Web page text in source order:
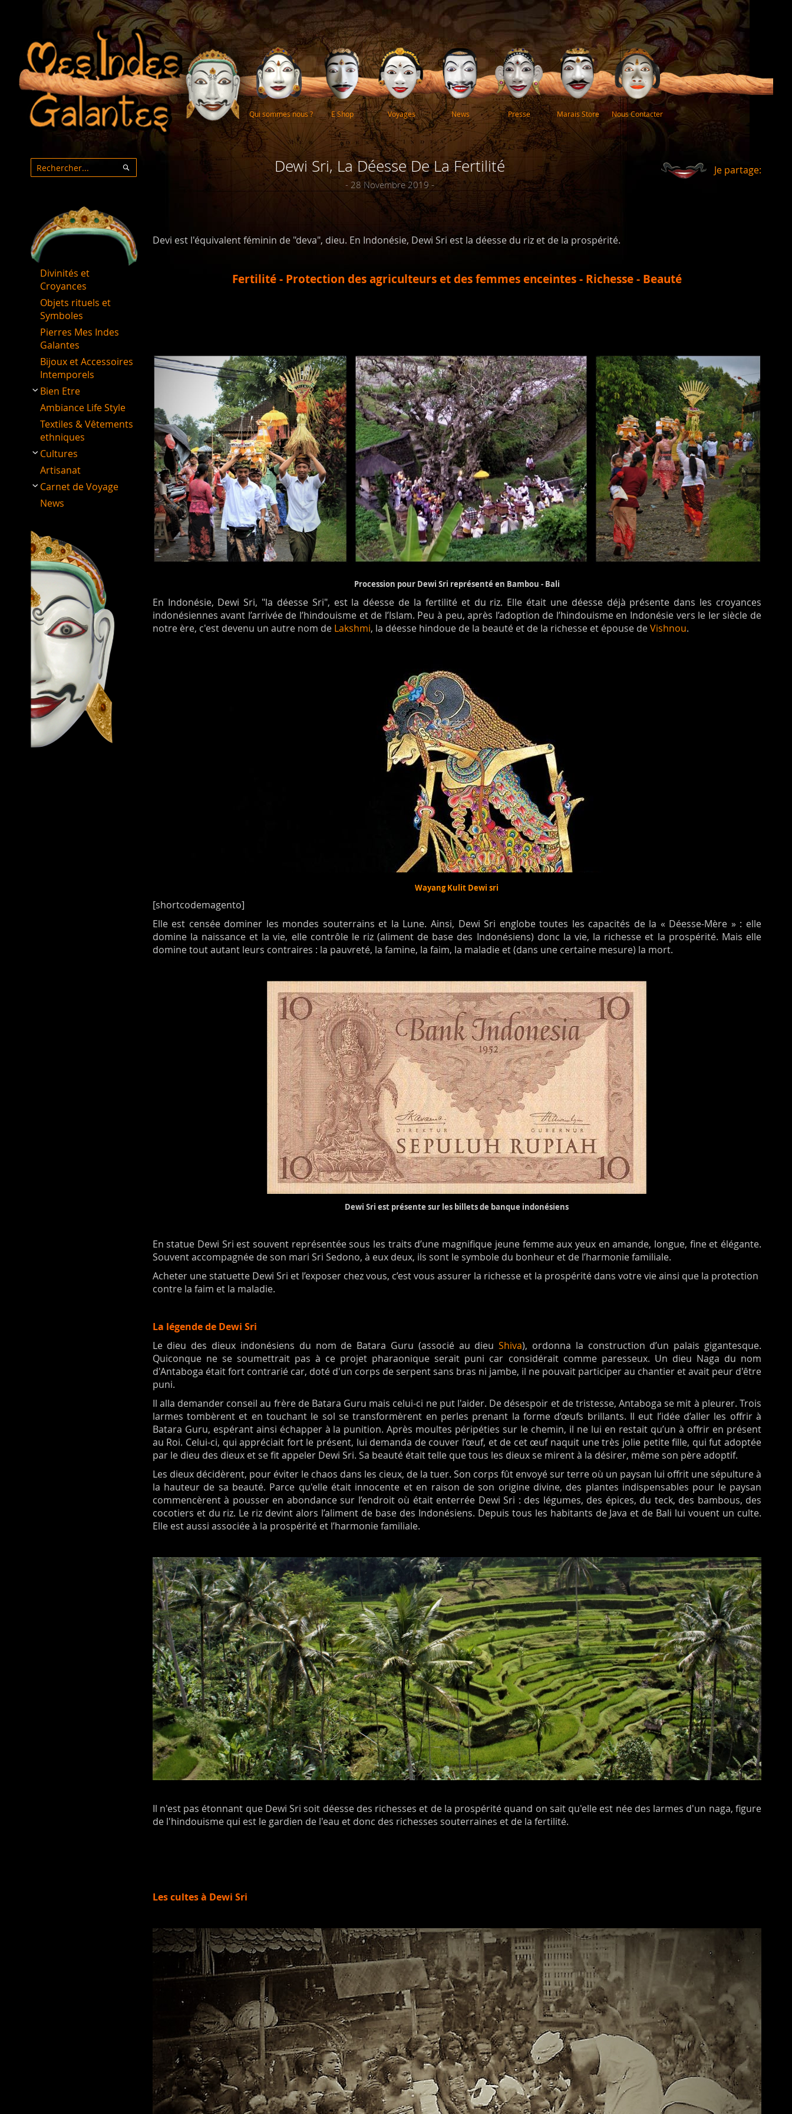
Qui sommes nous ? E Shop Voyages News Presse Marais Store Nous Contacter
Dewi Sri, La Déesse De La Fertilité
- 28 Novembre 2019 -
Je partage:
Devi est l'équivalent féminin de "deva", dieu. En Indonésie, Dewi Sri est la déesse du riz et de la prospérité.
Fertilité - Protection des agriculteurs et des femmes enceintes - Richesse - Beauté
Procession pour Dewi Sri représenté en Bambou - Bali
En Indonésie, Dewi Sri, "la déesse Sri", est la déesse de la fertilité et du riz. Elle était une déesse déjà présente dans les croyances
indonésiennes avant l’arrivée de l’hindouisme et de l’Islam. Peu à peu, après l’adoption de l’hindouisme en Indonésie vers le Ier siècle de
notre ère, c'est devenu un autre nom de Lakshmi, la déesse hindoue de la beauté et de la richesse et épouse deVishnou.
Wayang Kulit Dewi sri
[shortcodemagento]
Elle est censée dominer les mondes souterrains et la Lune. Ainsi, Dewi Sri englobe toutes les capacités de la « Déesse-Mère » : elle
domine la naissance et la vie, elle contrôle le riz (aliment de base des Indonésiens) donc la vie, la richesse et la prospérité. Mais elle
domine tout autant leurs contraires : la pauvreté, la famine, la faim, la maladie et (dans une certaine mesure) la mort.
Dewi Sri est présente sur les billets de banque indonésiens
En statue Dewi Sri est souvent représentée sous les traits d’une magnifique jeune femme aux yeux en amande, longue, fine et élégante.
Souvent accompagnée de son mari Sri Sedono, à eux deux, ils sont le symbole du bonheur et de l’harmonie familiale.
Acheter une statuette Dewi Sri et l’exposer chez vous, c’est vous assurer la richesse et la prospérité dans votre vie ainsi que la protection
contre la faim et la maladie.
La légende de Dewi Sri
Le dieu des dieux indonésiens du nom de Batara Guru (associé au dieuShiva), ordonna la construction d’un palais gigantesque.
Quiconque ne se soumettrait pas à ce projet pharaonique serait puni car considérait comme paresseux. Un dieu Naga du nom
d'Antaboga était fort contrarié car, doté d'un corps de serpent sans bras ni jambe, il ne pouvait participer au chantier et avait peur d'être
puni.
Il alla demander conseil au frère de Batara Guru mais celui-ci ne put l'aider. De désespoir et de tristesse, Antaboga se mit à pleurer. Trois
larmes tombèrent et en touchant le sol se transformèrent en perles prenant la forme d’œufs brillants. Il eut l’idée d’aller les offrir à
Batara Guru, espérant ainsi échapper à la punition. Après moultes péripéties sur le chemin, il ne lui en restait qu’un à offrir en présent
au Roi. Celui-ci, qui appréciait fort le présent, lui demanda de couver l’œuf, et de cet œuf naquit une très jolie petite fille, qui fut adoptée
par le dieu des dieux et se fit appeler Dewi Sri. Sa beauté était telle que tous les dieux se mirent à la désirer, même son père adoptif.
Les dieux décidèrent, pour éviter le chaos dans les cieux, de la tuer. Son corps fût envoyé sur terre où un paysan lui offrit une sépulture à
la hauteur de sa beauté. Parce qu'elle était innocente et en raison de son origine divine, des plantes indispensables pour le paysan
commencèrent à pousser en abondance sur l’endroit où était enterrée Dewi Sri : des légumes, des épices, du teck, des bambous, des
cocotiers et du riz. Le riz devint alors l’aliment de base des Indonésiens. Depuis tous les habitants de Java et de Bali lui vouent un culte.
Elle est aussi associée à la prospérité et l’harmonie familiale.
Il n'est pas étonnant que Dewi Sri soit déesse des richesses et de la prospérité quand on sait qu'elle est née des larmes d'un naga, figure
de l'hindouisme qui est le gardien de l'eau et donc des richesses souterraines et de la fertilité.
Les cultes à Dewi Sri
Rechercher
Divinités et
Croyances
Objets rituels et
Symboles
Pierres Mes Indes
Galantes
Bijoux et Accessoires
Intemporels
Bien Etre
Ambiance Life Style
Textiles & Vêtements
ethniques
Cultures
Artisanat
Carnet de Voyage
News